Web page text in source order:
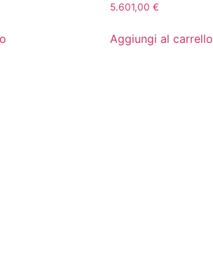
5.601,00€
Aggiungi al carrello